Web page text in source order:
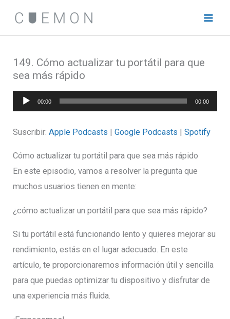
contenido
149. Cómo actualizar tu portátil para que
sea más rápido
Reproductor
de
audio
00:00 00:00
Suscribir:Apple Podcasts |Google Podcasts |Spotify
Cómo actualizar tu portátil para que sea más rápido
En este episodio, vamos a resolver la pregunta que
muchos usuarios tienen en mente:
¿cómo actualizar un portátil para que sea más rápido?
Si tu portátil está funcionando lento y quieres mejorar su
rendimiento, estás en el lugar adecuado. En este
artículo, te proporcionaremos información útil y sencilla
para que puedas optimizar tu dispositivo y disfrutar de
una experiencia más fluida.